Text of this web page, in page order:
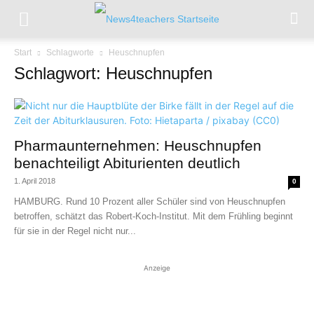
Start Schlagworte Heuschnupfen
Schlagwort: Heuschnupfen
Pharmaunternehmen: Heuschnupfen
benachteiligt Abiturienten deutlich
1. April 2018 0
HAMBURG. Rund 10 Prozent aller Schüler sind von Heuschnupfen
betroffen, schätzt das Robert-Koch-Institut. Mit dem Frühling beginnt
für sie in der Regel nicht nur...
Anzeige